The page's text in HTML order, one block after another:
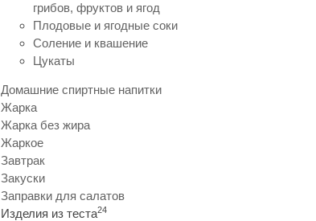
грибов, фруктов и ягод
Плодовые и ягодные соки
Соление и квашение
Цукаты
Домашние спиртные напитки
Жарка
Жарка без жира
Жаркое
Завтрак
Закуски
Заправки для салатов
Изделия из теста24